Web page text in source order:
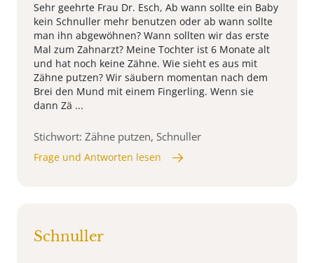
Sehr geehrte Frau Dr. Esch, Ab wann sollte ein Baby
kein Schnuller mehr benutzen oder ab wann sollte
man ihn abgewöhnen? Wann sollten wir das erste
Mal zum Zahnarzt? Meine Tochter ist 6 Monate alt
und hat noch keine Zähne. Wie sieht es aus mit
Zähne putzen? Wir säubern momentan nach dem
Brei den Mund mit einem Fingerling. Wenn sie
dann Zä ...
Stichwort: Zähne putzen, Schnuller
Frage und Antworten lesen
Schnuller